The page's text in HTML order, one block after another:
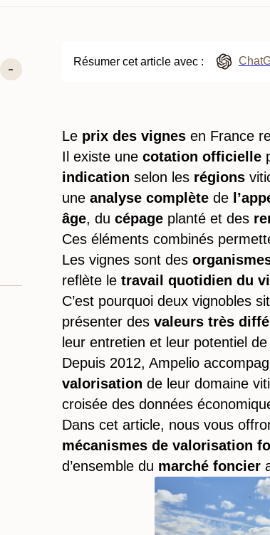
Résumer cet article avec :
Le prix des vignesen France
Il existe une cotation officielle
indication selon les régions
une analyse complètede
âge, du cépageplanté et des
Ces éléments combinés
Les vignes sont des
reflète le travail quotidien du
C’est pourquoi deux vignobles
présenter des valeurs très
leur entretien et leur potentiel
Depuis 2012, Ampelio
valorisation de leur domaine
croisée des données
Dans cet article, nous vous
mécanismes de valorisation
d’ensemble du marché foncier